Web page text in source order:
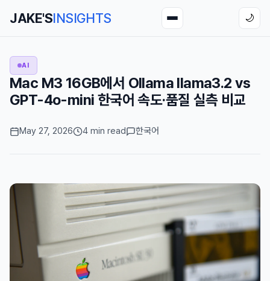
JAKE'SINSIGHTS 🌙
AI
Mac M3 16GB에서 Ollama llama3.2 vs
GPT-4o-mini 한국어 속도·품질 실측 비교
May 27, 2026 4 min read 한국어